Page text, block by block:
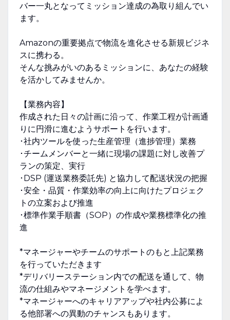
バー一丸となってミッション達成の為取り組んでい
ます。
Amazonの重要拠点で物流を進化させる新規ビジネ
スに携わる。
そんな挑みがいのあるミッションに、あなたの経験
を活かしてみませんか。
【業務内容】
作成された日々の計画に沿って、作業工程が計画通
りに円滑に進むようサポートを行います。
･社内ツールを使った生産管理（進捗管理）業務
･チームメンバーと一緒に現場の課題に対し改善プ
ランの策定、実行
･DSP (運送業務委託先) と協力して配送状況の把握
･安全・品質・作業効率の向上に向けたプロジェク
トの立案および推進
･標準作業手順書（SOP）の作成や業務標準化の推
進
*マネージャーやチームのサポートのもと上記業務
を行っていただきます
*デリバリーステーション内での配送を通して、物
流の仕組みやマネージメントを学べます。
*マネージャーへのキャリアアップや社内公募によ
る他部署への異動のチャンスもあります。